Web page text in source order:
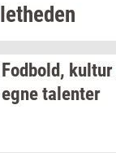
let­he­den
Fod­bold, kul­tur
egneta­len­ter